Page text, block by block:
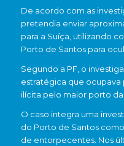
De acordo com as
pretendia enviar
para a Suíça, utilizando
Porto de Santos para
Segundo a PF, o
estratégica que ocupava
ilícita pelo maior porto da
O caso integra uma
do Porto de Santos
de entorpecentes. Nos